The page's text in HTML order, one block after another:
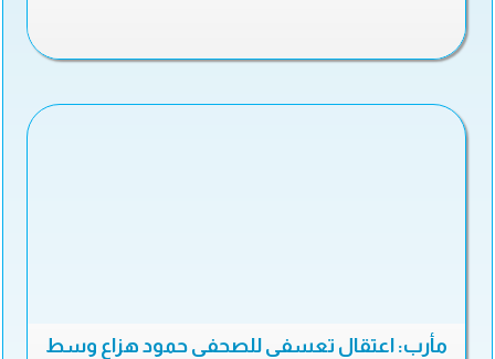
مأرب: اعتقال تعسفي للصحفي حمود هزاع وسط